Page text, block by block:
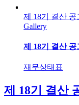
제 18기 결산 공
Gallery
제 18기 결산 공
재무상태표
제 18기 결산